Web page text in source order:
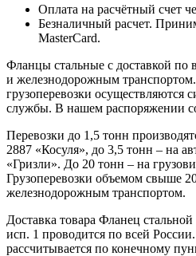
Оплата на расчётный счет
Безналичный расчет.
MasterCard.
Фланцы стальные с доставкой по
и железнодорожным
грузоперевозки осуществляются
службы. В нашем распоряжении
Перевозки до 1,5 тонн
2887 «Косуля», до 3,5 тонн – на
«Гризли». До 20 тонн – на
Грузоперевозки объемом свыше
железнодорожным транспортом.
Доставка товара Фланец
исп. 1 проводится по всей
рассчитывается по конечному